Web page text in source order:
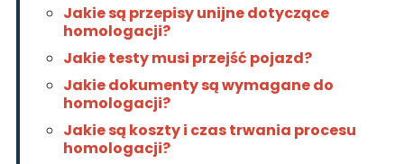
Jakie są przepisy unijne dotyczące
homologacji?
Jakie testy musi przejść pojazd?
Jakie dokumenty są wymagane do
homologacji?
Jakie są koszty i czas trwania procesu
homologacji?